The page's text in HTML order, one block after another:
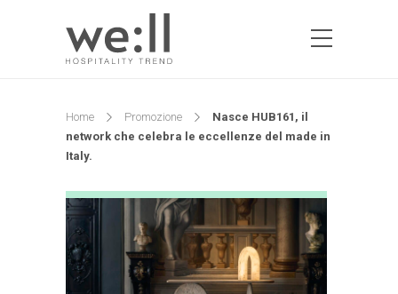
Home Promozione
Nasce HUB161, il
network che celebra le eccellenze del made in
Italy.